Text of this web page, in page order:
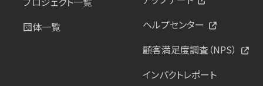
団体一覧
ヘルプセンター
顧客満足度調査（NPS）
インパクトレポート